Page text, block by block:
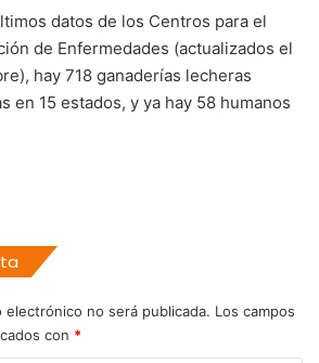
datos de los Centros para el
de Enfermedades (actualizados el
hay 718 ganaderías lecheras
en 15 estados, y ya hay 58 humanos
no será publicada. Los campos
con *